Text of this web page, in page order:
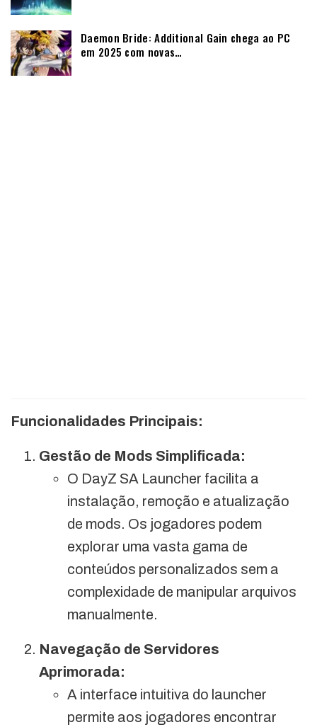
Daemon Bride: Additional Gain chega ao PC
em 2025 com novas…
Funcionalidades Principais:
Gestão de Mods Simplificada:
O DayZ SA Launcher facilita a
instalação, remoção e atualização
de mods. Os jogadores podem
explorar uma vasta gama de
conteúdos personalizados sem a
complexidade de manipular arquivos
manualmente.
Navegação de Servidores
Aprimorada:
A interface intuitiva do launcher
permite aos jogadores encontrar